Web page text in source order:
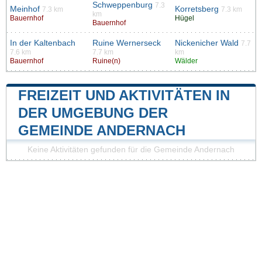
Meinhof 7.3 km
Bauernhof
Schweppenburg 7.3
km
Bauernhof
Korretsberg 7.3 km
Hügel
In der Kaltenbach
7.6 km
Bauernhof
Ruine Wernerseck
7.7 km
Ruine(n)
Nickenicher Wald 7.7
km
Wälder
FREIZEIT UND AKTIVITÄTEN IN
DER UMGEBUNG DER
GEMEINDE ANDERNACH
Keine Aktivitäten gefunden für die Gemeinde Andernach